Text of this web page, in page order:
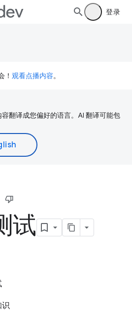
登录
！ 观看点播内容。
翻译成您偏好的语言。AI 翻译可能包
试
识